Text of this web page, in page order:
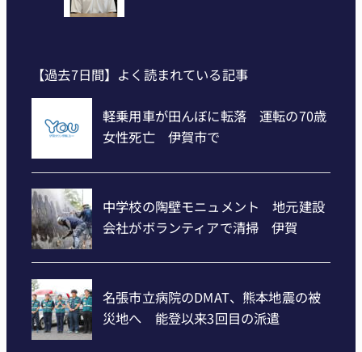
【過去7日間】よく読まれている記事